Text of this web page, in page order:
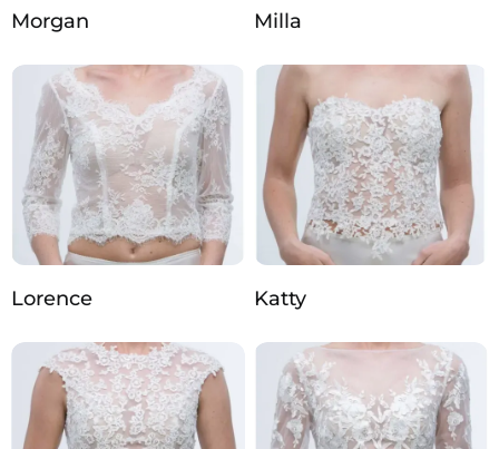
Morgan Milla
Lorence Katty